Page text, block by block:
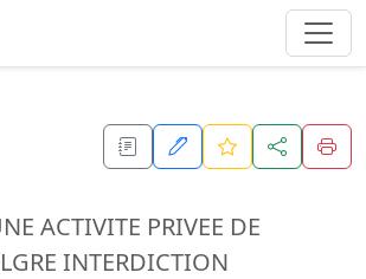
ACTIVITE PRIVEE DE
INTERDICTION